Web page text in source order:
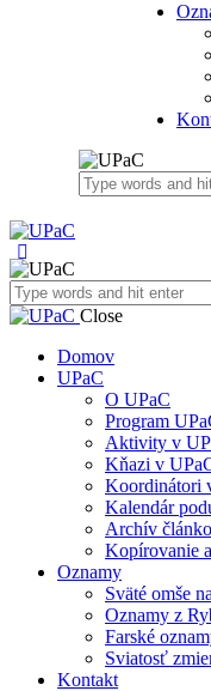
Close
Domov
UPaC
O UPaC
Program
Aktivity v
Kňazi v
Koordinátori
Kalendár
Archív
Kopírovanie
Oznamy
Sväté omše
Oznamy z
Farské
Sviatosť
Kontakt